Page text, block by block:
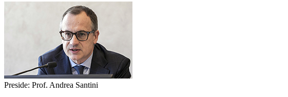
Preside: Prof. Andrea Santini